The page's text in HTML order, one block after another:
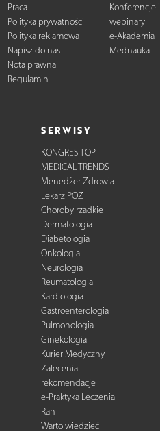
Praca
Polityka prywatności
Polityka reklamowa
Napisz do nas
Nota prawna
Regulamin
Konferencje i
webinary
e-Akademia
Mednauka
SERWISY
KONGRES TOP
MEDICAL TRENDS
Menedżer Zdrowia
Lekarz POZ
Choroby rzadkie
Dermatologia
Diabetologia
Onkologia
Neurologia
Reumatologia
Kardiologia
Gastroenterologia
Pulmonologia
Ginekologia
Kurier Medyczny
Zalecenia i
rekomendacje
e-Praktyka Leczenia
Ran
Warto wiedzieć